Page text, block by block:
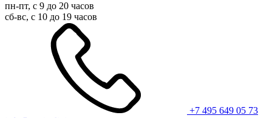
пн-пт, с 9 до 20 часов
сб-вс, с 10 до 19 часов
+7 495 649 05 73